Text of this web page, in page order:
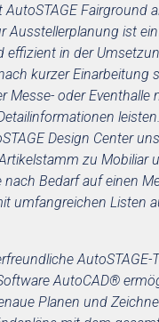
Fairground
Ausstellerplanung ist
effizient in der
kurzer Einarbeitung
Messe- oder Eventhalle
Design Center
zu Mobiliar
Bedarf auf einen
umfangreichen Listen
AutoSTAGE-
AutoCAD®
Planen und